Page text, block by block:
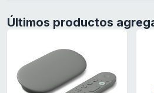
Últimos productos